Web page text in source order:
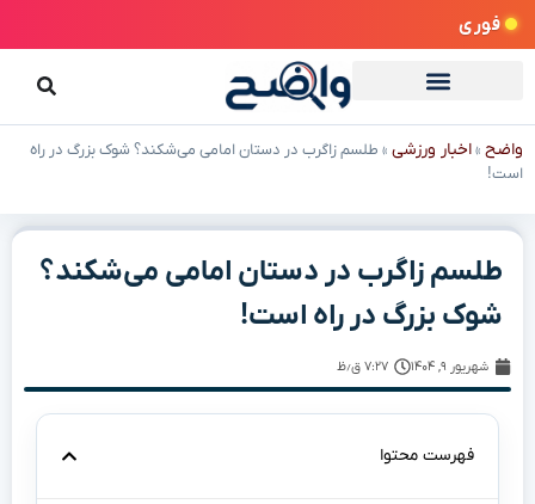
فوری
واضح »اخبار ورزشی » طلسم زاگرب در دستان امامی می‌شکند؟ شوک بزرگ در راه
است!
طلسم زاگرب در دستان امامی می‌شکند؟
شوک بزرگ در راه است!
شهریور ۹, ۱۴۰۴ ۷:۲۷ ق٫ظ
فهرست محتوا